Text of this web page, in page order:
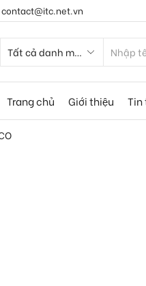
contact@itc.net.vn
Trang chủ Giới thiệu Tin